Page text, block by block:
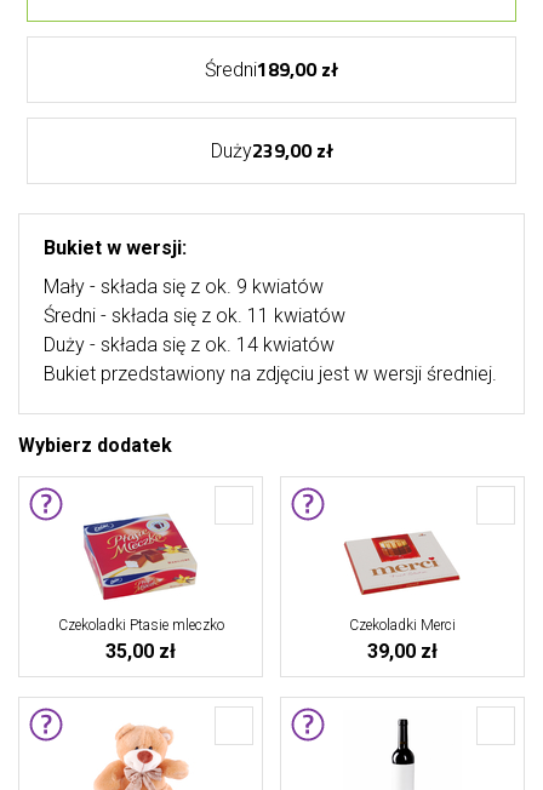
Średni189,00 zł
Duży239,00 zł
Bukiet w wersji:
Mały - składa się z ok. 9 kwiatów
Średni - składa się z ok. 11 kwiatów
Duży - składa się z ok. 14 kwiatów
Bukiet przedstawiony na zdjęciu jest w wersji średniej.
Wybierz dodatek
Czekoladki Ptasie mleczko
35,00 zł
Czekoladki Merci
39,00 zł